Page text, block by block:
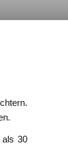
als 30